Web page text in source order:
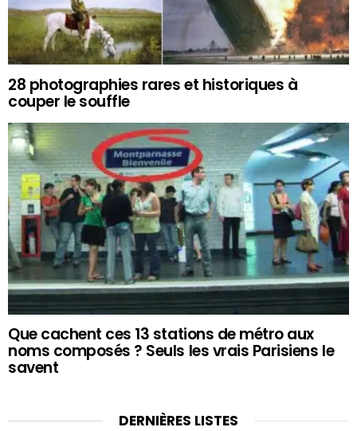
28 photographies rares et historiques à
couper le souffle
Que cachent ces 13 stations de métro aux
noms composés ? Seuls les vrais Parisiens le
savent
DERNIÈRES LISTES